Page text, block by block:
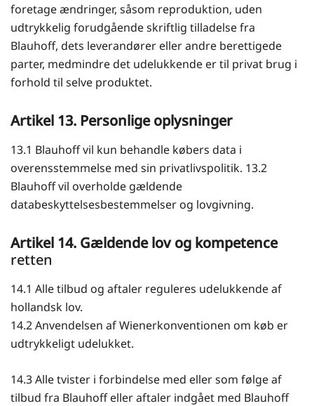
foretage ændringer, såsom reproduktion, uden
udtrykkelig forudgående skriftlig tilladelse fra
Blauhoff, dets leverandører eller andre berettigede
parter, medmindre det udelukkende er til privat brug i
forhold til selve produktet.
Artikel 13. Personlige oplysninger
13.1 Blauhoff vil kun behandle købers data i
overensstemmelse med sin privatlivspolitik. 13.2
Blauhoff vil overholde gældende
databeskyttelsesbestemmelser og lovgivning.
Artikel 14. Gældende lov og kompetence
retten
14.1 Alle tilbud og aftaler reguleres udelukkende af
hollandsk lov.
14.2 Anvendelsen af Wienerkonventionen om køb er
udtrykkeligt udelukket.
14.3 Alle tvister i forbindelse med eller som følge af
tilbud fra Blauhoff eller aftaler indgået med Blauhoff